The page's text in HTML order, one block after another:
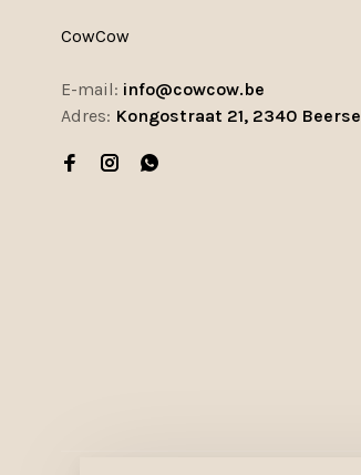
CowCow
E-mail: info@cowcow.be
Adres: Kongostraat 21, 2340 Beerse